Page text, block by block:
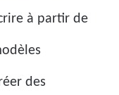
à partir de
des